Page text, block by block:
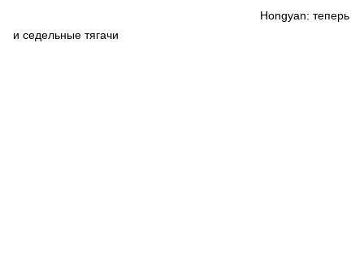
СПЕЦПРОЕКТЫ
Hongyan: теперь
и седельные тягачи